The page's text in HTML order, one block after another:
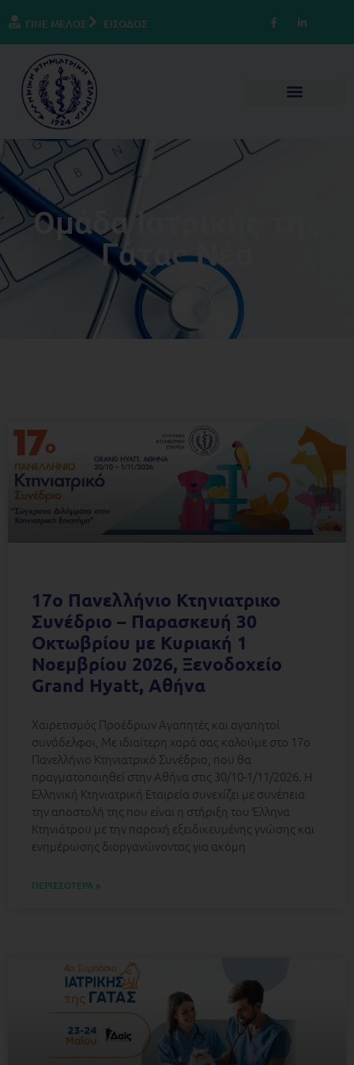
ΓΙΝΕ ΜΕΛΟΣ ΕΙΣΟΔΟΣ
Ομάδα Ιατρικής της
Γάτας Νέα
17ο Πανελλήνιο Κτηνιατρικο
Συνέδριο – Παρασκευή 30
Οκτωβρίου με Κυριακή 1
Νοεμβρίου 2026, Ξενοδοχείο
Grand Hyatt, Αθήνα
Χαιρετισμός Προέδρων Αγαπητές και αγαπητοί
συνάδελφοι, Με ιδιαίτερη χαρά σας καλούμε στο 17ο
Πανελλήνιο Κτηνιατρικό Συνέδριο, που θα
πραγματοποιηθεί στην Αθήνα στις 30/10-1/11/2026. Η
Ελληνική Κτηνιατρική Εταιρεία συνεχίζει με συνέπεια
την αποστολή της που είναι η στήριξη του Έλληνα
Κτηνιάτρου με την παροχή εξειδικευμένης γνώσης και
ενημέρωσης διοργανώνοντας για ακόμη
ΠΕΡΙΣΣΟΤΕΡΑ »